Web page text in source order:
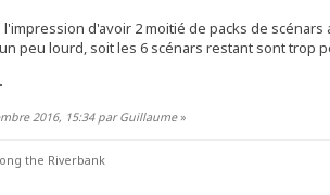
l'impression d'avoir 2 moitié de packs de
peu lourd, soit les 6 scénars restant sont trop
2016, 15:34 par Guillaume»
the Riverbank